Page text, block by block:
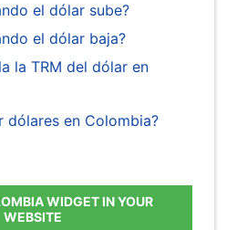
el dólar sube?
el dólar baja?
la TRM del dólar en
dólares en Colombia?
WIDGET IN YOUR
WEBSITE